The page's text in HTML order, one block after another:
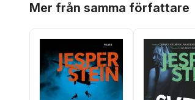
Mer från samma författare